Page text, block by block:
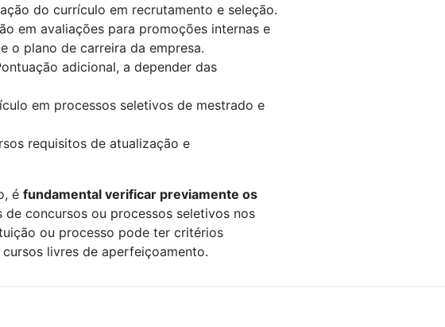
do currículo em recrutamento e seleção.
em avaliações para promoções internas e
o plano de carreira da empresa.
adicional, a depender das
em processos seletivos de mestrado e
requisitos de atualização e
é fundamental verificar previamente os
concursos ou processos seletivos nos
ou processo pode ter critérios
livres de aperfeiçoamento.